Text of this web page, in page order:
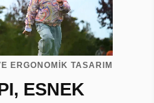
ERGONOMİK TASARIM
ESNEK